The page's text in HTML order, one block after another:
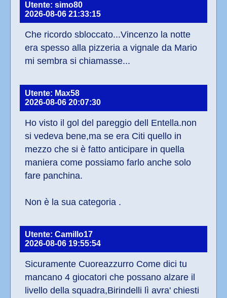
Utente: simo80
2026-08-06 21:33:15
Che ricordo sbloccato...Vincenzo la notte
era spesso alla pizzeria a vignale da Mario
mi sembra si chiamasse...
Utente: Max58
2026-08-06 20:07:30
Ho visto il gol del pareggio dell Entella.non
si vedeva bene,ma se era Citi quello in
mezzo che si è fatto anticipare in quella
maniera come possiamo farlo anche solo
fare panchina.
Non è la sua categoria .
Utente: Camillo17
2026-08-06 19:55:54
Sicuramente Cuoreazzurro Come dici tu
mancano 4 giocatori che possano alzare il
livello della squadra,Birindelli lì avra' chiesti